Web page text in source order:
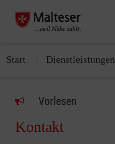
Start Dienstleistungen
Vorlesen
Kontakt